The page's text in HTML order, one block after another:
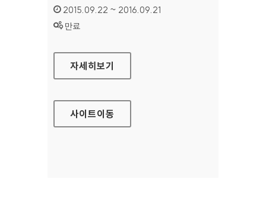
인증기간 :
2015.09.22 ~ 2016.09.21
상태 :
만료
장기이식관리센터 홈페이지
자세히보기
사이트이동